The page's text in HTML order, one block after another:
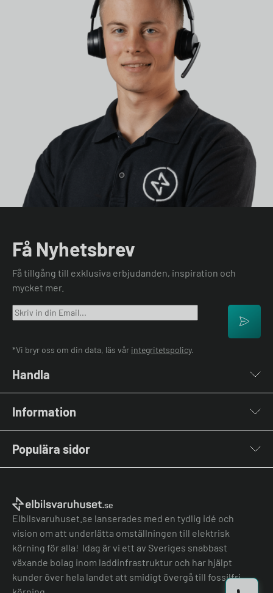
Få Nyhetsbrev
Få tillgång till exklusiva erbjudanden, inspiration och
mycket mer.
*Vi bryr oss om din data, läs vår integritetspolicy.
Handla
Laddkablar
Kabelhållare
Stolpar & Fästen
Portabla Laddare
Övriga tillbehör
Information
Kontakta oss
Vanliga frågor & svar
El-lexikon
Installation
Grön teknik bidrag
Lastbalansering
Köpvillkor
Köpvillkor batteri
Felanmälan
Populära sidor
Elbilsladdare företag
Laddbox bäst i test
Bilmärken
Jämför laddboxar
Jämför hembatterier
Elbilsvaruhuset.se lanserades med en tydlig idé och
vision om att underlätta omställningen till elektrisk
körning för alla! Idag är vi ett av Sveriges snabbast
växande bolag inom laddinfrastruktur och har hjälpt
kunder över hela landet att smidigt övergå till fossilfri